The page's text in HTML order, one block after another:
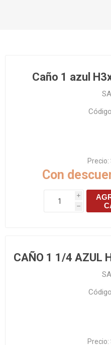
Caño 1 azul
Precio:
Con
i
h
CAÑO 1 1/4 AZUL
Precio: